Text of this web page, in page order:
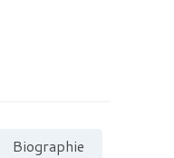
Biographie